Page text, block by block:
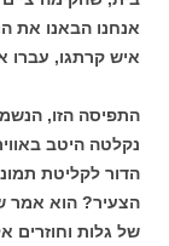
אנחנו הבאנו את
איש קרתגו, עברו
התפיסה הזו,
נקלטה היטב
הדור לקליטת
של גלות וחוזרים